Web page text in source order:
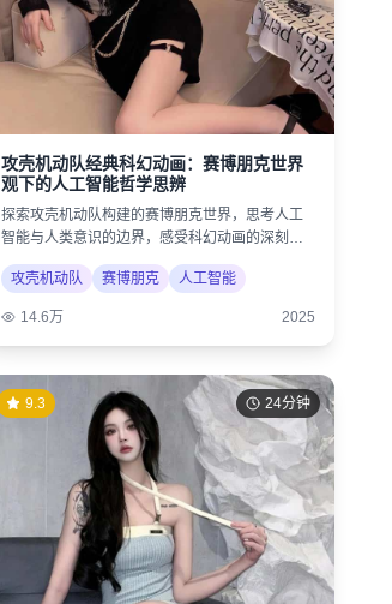
攻壳机动队经典科幻动画：赛博朋克世界
观下的人工智能哲学思辨
探索攻壳机动队构建的赛博朋克世界，思考人工
智能与人类意识的边界，感受科幻动画的深刻内
涵。
攻壳机动队
赛博朋克 人工智能
14.6万 2025
24分钟
9.3